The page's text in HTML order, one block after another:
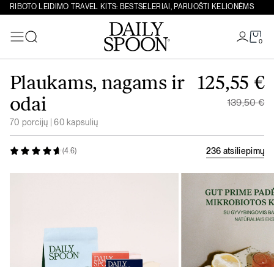
RIBOTO LEIDIMO TRAVEL KITS: BESTSELERIAI, PARUOŠTI KELIONĖMS
0
Paieška
(4.6) 236 atsiliepimų
Plaukams, nagams ir
odai
70 porcijų | 60 kapsulių
139,50€
Original
125,55 €
Current